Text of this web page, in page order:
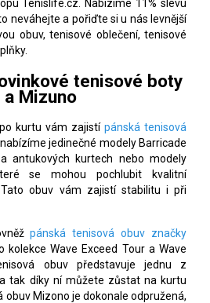
Tenislife.cz. Nabízíme 11% slevu
neváhejte a pořiďte si u nás levnější
obuv, tenisové oblečení, tenisové
tenisové boty
Mizuno
kurtu vám zajistí pánská tenisová
nabízíme jedinečné modely Barricade
antukových kurtech nebo modely
se mohou pochlubit kvalitní
Tato obuv vám zajistí stabilitu i při
pánská tenisová obuv značky
kolekce Wave Exceed Tour a Wave
obuv představuje jednu z
tak díky ní můžete zůstat na kurtu
obuv Mizono je dokonale odpružená,